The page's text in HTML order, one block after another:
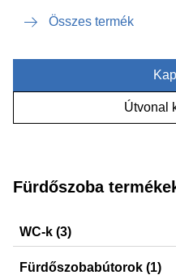
Összes termék
Útvonal
Fürdőszoba
WC-k (3)
Smyle, iCon, Acanto
Fürdőszobabútorok (1)